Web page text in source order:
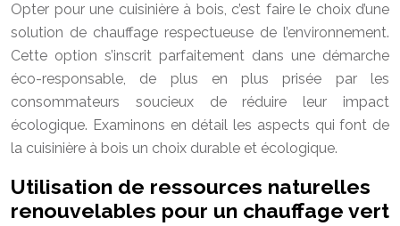
Opter pour une cuisinière à bois, c’est faire le choix d’une
solution de chauffage respectueuse de l’environnement.
Cette option s’inscrit parfaitement dans une démarche
éco-responsable, de plus en plus prisée par les
consommateurs soucieux de réduire leur impact
écologique. Examinons en détail les aspects qui font de
la cuisinière à bois un choix durable et écologique.
Utilisation de ressources naturelles
renouvelables pour un chauffage vert